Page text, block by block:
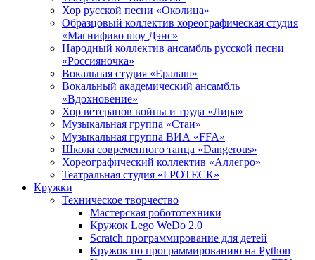
Хор русской песни «Околица»
Образцовый коллектив хореографическая студия
«Магнифико шоу Дэнс»
Народный коллектив ансамбль русской песни
«Россияночка»
Вокальная студия «Ералаш»
Вокальный академический ансамбль
«Вдохновение»
Хор ветеранов войны и труда «Лира»
Музыкальная группа «Стаи»
Музыкальная группа ВИА «FFA»
Школа современного танца «Dangerous»
Хореографический коллектив «Аллегро»
Театральная студия «ГРОТЕСК»
Кружки
Техническое творчество
Мастерская робототехники
Кружок Lego WeDo 2.0
Scratch программирование для детей
Кружок по программированию на Python